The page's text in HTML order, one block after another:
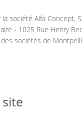
société Alfa Concept,
- 1025 Rue Henry
sociétés de